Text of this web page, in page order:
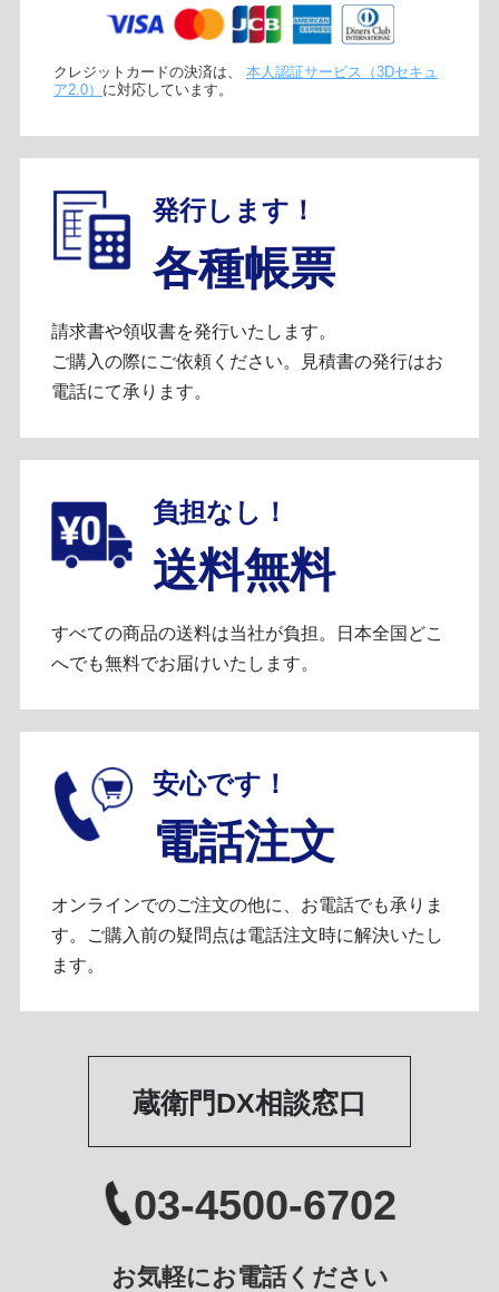
クレジットカードの決済は、 本人認証サービス（3Dセキュ
ア2.0） に対応しています。
発行します！
各種帳票
請求書や領収書を発行いたします。
ご購入の際にご依頼ください。見積書の発行はお
電話にて承ります。
負担なし！
送料無料
すべての商品の送料は当社が負担。日本全国どこ
へでも無料でお届けいたします。
安心です！
電話注文
オンラインでのご注文の他に、お電話でも承りま
す。ご購入前の疑問点は電話注文時に解決いたし
ます。
蔵衛門DX相談窓口
03-4500-6702
お気軽にお電話ください